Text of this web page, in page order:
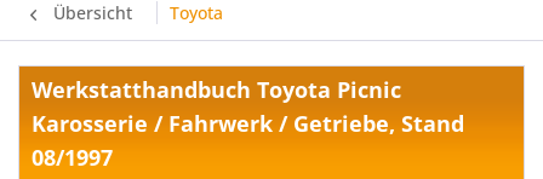
Übersicht Toyota
Werkstatthandbuch Toyota Picnic
Karosserie / Fahrwerk / Getriebe, Stand
08/1997